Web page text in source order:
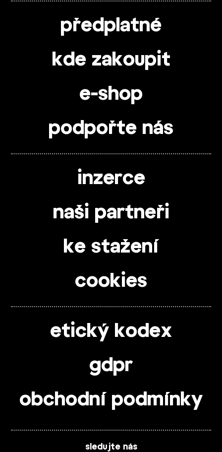
předplatné
kde zakoupit
e-shop
podpořte nás
inzerce
naši partneři
ke stažení
cookies
etický kodex
gdpr
obchodní podmínky
sledujte nás